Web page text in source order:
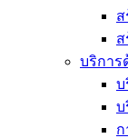
บริกา
บ
บ